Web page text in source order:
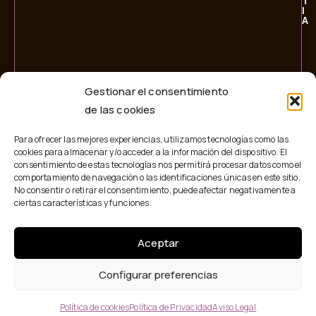
Gestionar el consentimiento
de las cookies
Para ofrecer las mejores experiencias, utilizamos tecnologías como las
cookies para almacenar y/o acceder a la información del dispositivo. El
consentimiento de estas tecnologías nos permitirá procesar datos como el
comportamiento de navegación o las identificaciones únicas en este sitio.
No consentir o retirar el consentimiento, puede afectar negativamente a
ciertas características y funciones.
Aceptar
Configurar preferencias
Política de cookiesPolítica de PrivacidadAviso Legal
I
A
POLÍTICA DE PRIVACIDADPOLÍTICA DE COOKIES